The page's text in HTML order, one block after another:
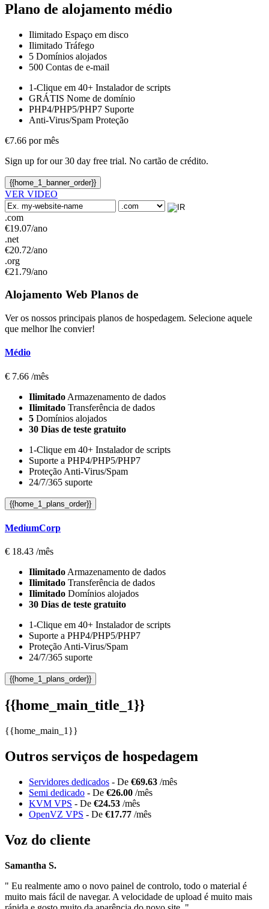
Plano de alojamento médio
Ilimitado Espaço em disco
Ilimitado Tráfego
5 Domínios alojados
500 Contas de e-mail
1-Clique em 40+ Instalador de scripts
GRÁTIS Nome de domínio
PHP4/PHP5/PHP7 Suporte
Anti-Virus/Spam Proteção
€7.66 por mês
Sign up for our30 day free trial. No cartão de crédito.
{{home_1_banner_order}}
VER VIDEO
.com
€19.07/ano
.net
€20.72/ano
.org
€21.79/ano
Alojamento Web Planos de
Ver os nossos principais planos de hospedagem. Selecione aquele
que melhor lhe convier!
Médio
€ 7.66 /mês
Ilimitado Armazenamento de dados
Ilimitado Transferência de dados
5 Domínios alojados
30 Dias de teste gratuito
1-Clique em 40+ Instalador de scripts
Suporte a PHP4/PHP5/PHP7
Proteção Anti-Virus/Spam
24/7/365 suporte
{{home_1_plans_order}}
MediumCorp
€ 18.43 /mês
Ilimitado Armazenamento de dados
Ilimitado Transferência de dados
Ilimitado Domínios alojados
30 Dias de teste gratuito
1-Clique em 40+ Instalador de scripts
Suporte a PHP4/PHP5/PHP7
Proteção Anti-Virus/Spam
24/7/365 suporte
{{home_1_plans_order}}
{{home_main_title_1}}
{{home_main_1}}
Outros serviços de hospedagem
Servidores dedicados - De €69.63 /mês
Semi dedicado - De €26.00 /mês
KVM VPS - De €24.53 /mês
OpenVZ VPS - De €17.77 /mês
Voz do cliente
Samantha S.
" Eu realmente amo o novo painel de controlo, todo o material é
muito mais fácil de navegar. A velocidade de upload é muito mais